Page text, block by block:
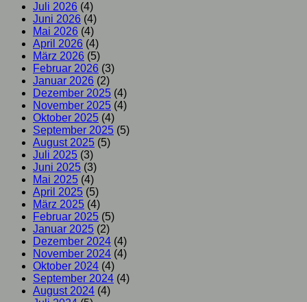
Juli 2026 (4)
Juni 2026 (4)
Mai 2026 (4)
April 2026 (4)
März 2026 (5)
Februar 2026 (3)
Januar 2026 (2)
Dezember 2025 (4)
November 2025 (4)
Oktober 2025 (4)
September 2025 (5)
August 2025 (5)
Juli 2025 (3)
Juni 2025 (3)
Mai 2025 (4)
April 2025 (5)
März 2025 (4)
Februar 2025 (5)
Januar 2025 (2)
Dezember 2024 (4)
November 2024 (4)
Oktober 2024 (4)
September 2024 (4)
August 2024 (4)